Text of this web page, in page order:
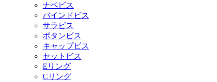
ナベビス
バインドビス
サラビス
ボタンビス
キャップビス
セットビス
Eリング
Cリング